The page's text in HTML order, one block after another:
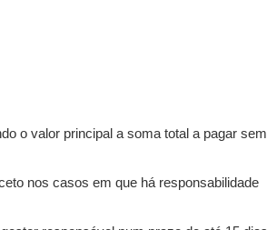
o valor principal a soma total a pagar sem
nos casos em que há responsabilidade